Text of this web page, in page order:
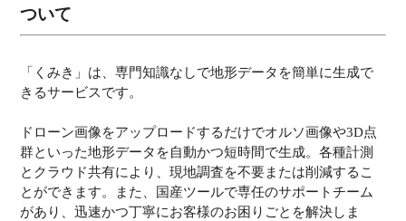
ついて
「くみき」は、専門知識なしで地形データを簡単に生成で
きるサービスです。
ドローン画像をアップロードするだけでオルソ画像や3D点
群といった地形データを自動かつ短時間で生成。各種計測
とクラウド共有により、現地調査を不要または削減するこ
とができます。また、国産ツールで専任のサポートチーム
があり、迅速かつ丁寧にお客様のお困りごとを解決しま